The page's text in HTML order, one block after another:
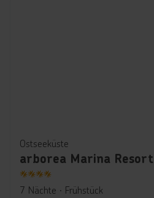
Ostseeküste
arborea Marina
4
7 Nächte ∙ Frühstück